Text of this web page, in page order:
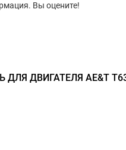
Вы оцените!
ДЛЯ ДВИГАТЕЛЯ AE&T